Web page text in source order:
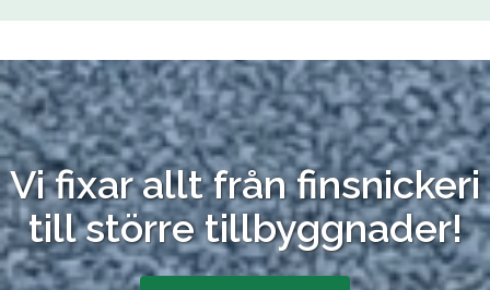
Vi fixar allt från finsnickeri
till större tillbyggnader!